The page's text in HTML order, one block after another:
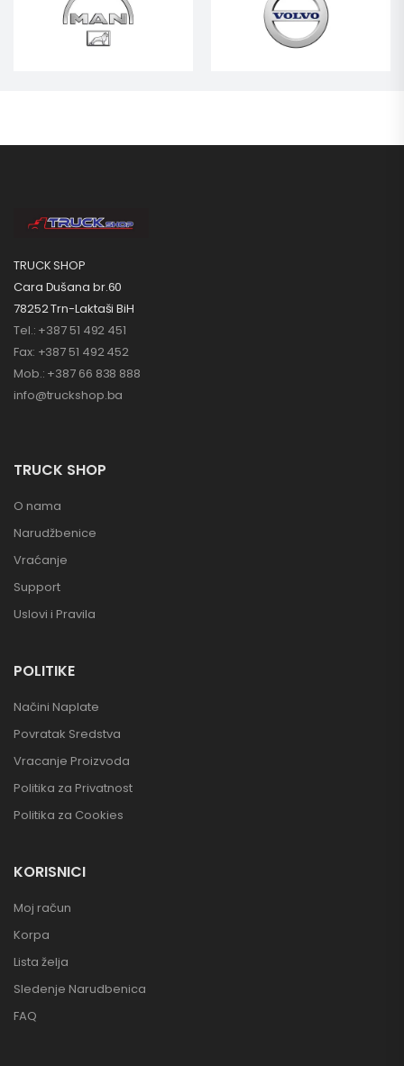
TRUCK SHOP
Cara Dušana br.60
78252 Trn-Laktaši BiH
Tel.: +387 51 492 451
Fax: +387 51 492 452
Mob.: +387 66 838 888
info@truckshop.ba
TRUCK SHOP
O nama
Narudžbenice
Vraćanje
Support
Uslovi i Pravila
POLITIKE
Načini Naplate
Povratak Sredstva
Vracanje Proizvoda
Politika za Privatnost
Politika za Cookies
KORISNICI
Moj račun
Korpa
Lista želja
Sledenje Narudbenica
FAQ